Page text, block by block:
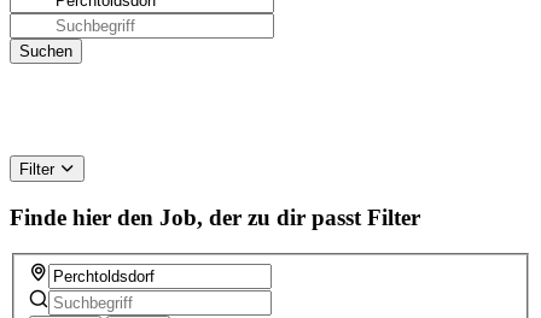
Filter
Finde hier den Job, der zu dir passt Filter